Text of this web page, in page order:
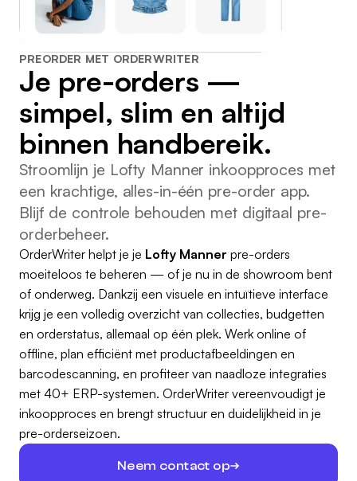
PREORDER MET ORDERWRITER
Je pre-orders —
simpel, slim en altijd
binnen handbereik.
Stroomlijn je Lofty Manner inkoopproces met
een krachtige, alles-in-één pre-order app.
Blijf de controle behouden met digitaal pre-
orderbeheer.
OrderWriter helpt je je Lofty Manner pre-orders
moeiteloos te beheren — of je nu in de showroom bent
of onderweg. Dankzij een visuele en intuïtieve interface
krijg je een volledig overzicht van collecties, budgetten
en orderstatus, allemaal op één plek. Werk online of
offline, plan efficiënt met productafbeeldingen en
barcodescanning, en profiteer van naadloze integraties
met 40+ ERP-systemen. OrderWriter vereenvoudigt je
inkoopproces en brengt structuur en duidelijkheid in je
pre-orderseizoen.
Neem contact op